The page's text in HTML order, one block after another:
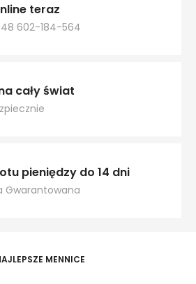
teraz
602-184-564
cały świat
pieniędzy do 14 dni
Gwarantowana
MENNICE